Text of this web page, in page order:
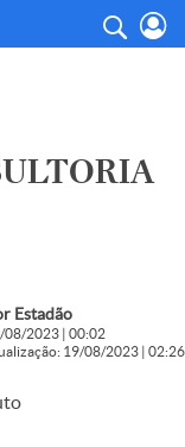
Estadão
08/2023 | 00:02
19/08/2023 | 02:26